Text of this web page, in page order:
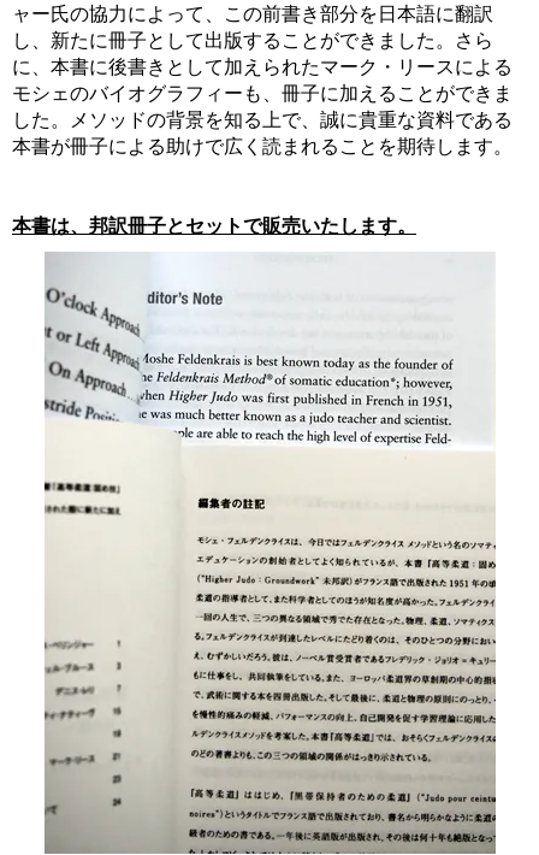
ャー氏の協力によって、この前書き部分を日本語に翻訳
し、新たに冊子として出版することができました。さら
に、本書に後書きとして加えられたマーク・リースによる
モシェのバイオグラフィーも、冊子に加えることができま
した。メソッドの背景を知る上で、誠に貴重な資料である
本書が冊子による助けで広く読まれることを期待します。
本書は、邦訳冊子とセットで販売いたします。